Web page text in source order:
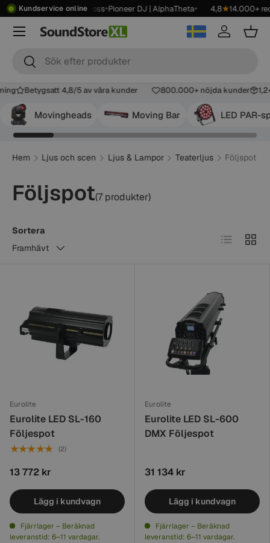
Kundservice online
kr•Showroom•Kontakta oss•Pioneer DJ | AlphaTheta• 4,8★14.000+
Sök
Sök
Logga inKorg
Meny
Betygsatt 4,8/5 av våra kunder 800.000+ nöjda kunder
Movingheads Moving Bar LED PAR-
Hem Ljus och scen Ljus & Lampor Teaterljus Följspot
Följspot(7 produkter)
Sortera
Framhävt
Lista Tabell
Eurolite
Eurolite LED SL-160
Följespot
★★★★★ (2)
13 772 kr
Lägg i kundvagn
Fjärrlager – Beräknad
leveranstid: 6–11 vardagar.
Eurolite
Eurolite LED SL-600
DMX Följespot
31 134 kr
Lägg i kundvagn
Fjärrlager – Beräknad
leveranstid: 6–11 vardagar.